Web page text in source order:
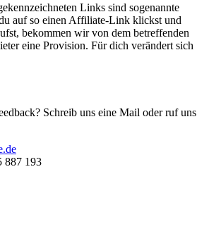
Links sind sogenannte
auf so einen Affiliate-Link klickst und
bekommen wir von dem betreffenden
eine Provision. Für dich verändert sich
Schreib uns eine Mail oder ruf uns
887 193